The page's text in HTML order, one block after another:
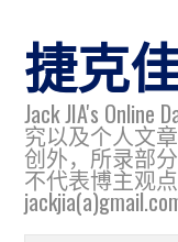
捷克
Jack JIA's
究以及个人文
创外，所录部
不代表博主观